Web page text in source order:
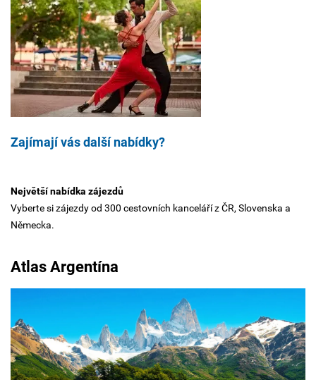
Zajímají vás další nabídky?
Největší nabídka zájezdů
Vyberte si zájezdy od 300 cestovních kanceláří z ČR, Slovenska a
Německa.
Atlas Argentína